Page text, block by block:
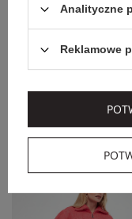
WEEKEND MAX
SPODNIE
WEEKEND MAX
739,00 PLN
SALE
Analityczne
Reklamowe